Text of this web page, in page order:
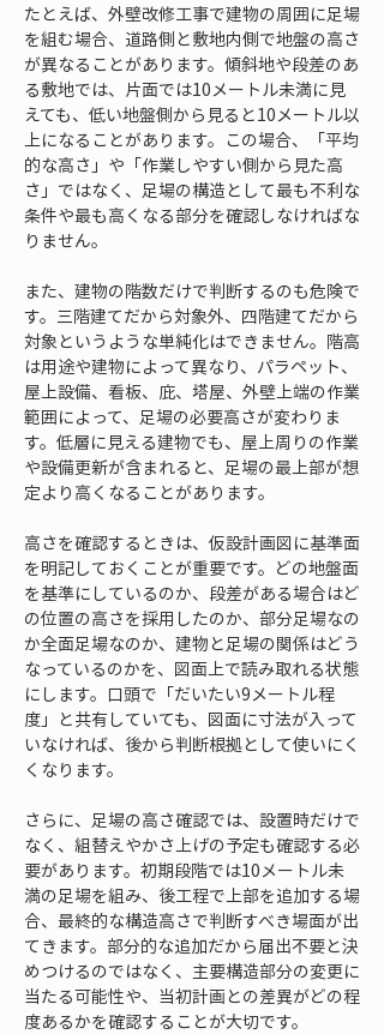
たとえば、外壁改修工事で建物の周囲に足場
を組む場合、道路側と敷地内側で地盤の高さ
が異なることがあります。傾斜地や段差のあ
る敷地では、片面では10メートル未満に見
えても、低い地盤側から見ると10メートル以
上になることがあります。この場合、「平均
的な高さ」や「作業しやすい側から見た高
さ」ではなく、足場の構造として最も不利な
条件や最も高くなる部分を確認しなければな
りません。
また、建物の階数だけで判断するのも危険で
す。三階建てだから対象外、四階建てだから
対象というような単純化はできません。階高
は用途や建物によって異なり、パラペット、
屋上設備、看板、庇、塔屋、外壁上端の作業
範囲によって、足場の必要高さが変わりま
す。低層に見える建物でも、屋上周りの作業
や設備更新が含まれると、足場の最上部が想
定より高くなることがあります。
高さを確認するときは、仮設計画図に基準面
を明記しておくことが重要です。どの地盤面
を基準にしているのか、段差がある場合はど
の位置の高さを採用したのか、部分足場なの
か全面足場なのか、建物と足場の関係はどう
なっているのかを、図面上で読み取れる状態
にします。口頭で「だいたい9メートル程
度」と共有していても、図面に寸法が入って
いなければ、後から判断根拠として使いにく
くなります。
さらに、足場の高さ確認では、設置時だけで
なく、組替えやかさ上げの予定も確認する必
要があります。初期段階では10メートル未
満の足場を組み、後工程で上部を追加する場
合、最終的な構造高さで判断すべき場面が出
てきます。部分的な追加だから届出不要と決
めつけるのではなく、主要構造部分の変更に
当たる可能性や、当初計画との差異がどの程
度あるかを確認することが大切です。